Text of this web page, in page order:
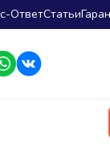
ОтветСтатьи